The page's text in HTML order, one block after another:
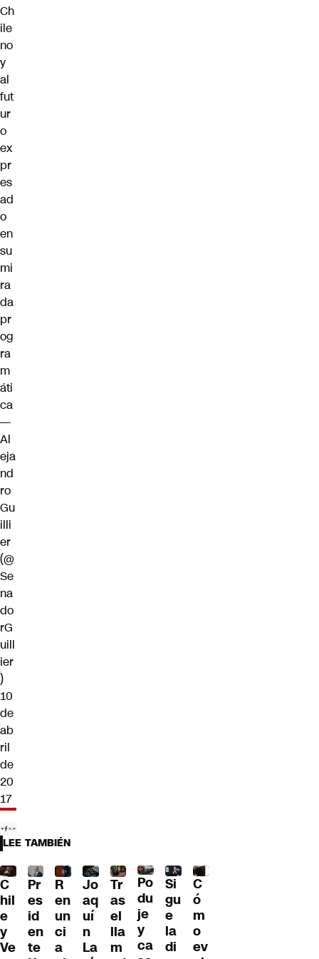
Ch
ile
no
y
al
fut
ur
o
ex
pr
es
ad
o
en
su
mi
ra
da
pr
og
ra
m
áti
ca
—
Al
eja
nd
ro
Gu
illi
er
(@
Se
na
do
rG
uill
ier
)
10
de
ab
ril
de
20
17
LEE TAMBIÉN
C
hil
e
y
Ve
Pr
es
id
en
te
R
en
un
ci
a
Jo
aq
uí
n
La
Tr
as
el
lla
m
Po
du
je
y
ca
Si
gu
e
la
di
C
ó
m
o
ev